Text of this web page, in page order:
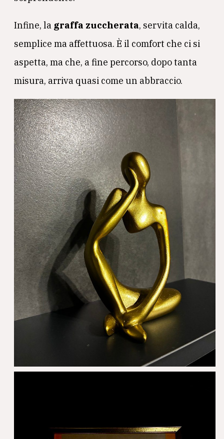
Infine, la graffa zuccherata, servita calda,
semplice ma affettuosa. È il comfort che ci si
aspetta, ma che, a fine percorso, dopo tanta
misura, arriva quasi come un abbraccio.